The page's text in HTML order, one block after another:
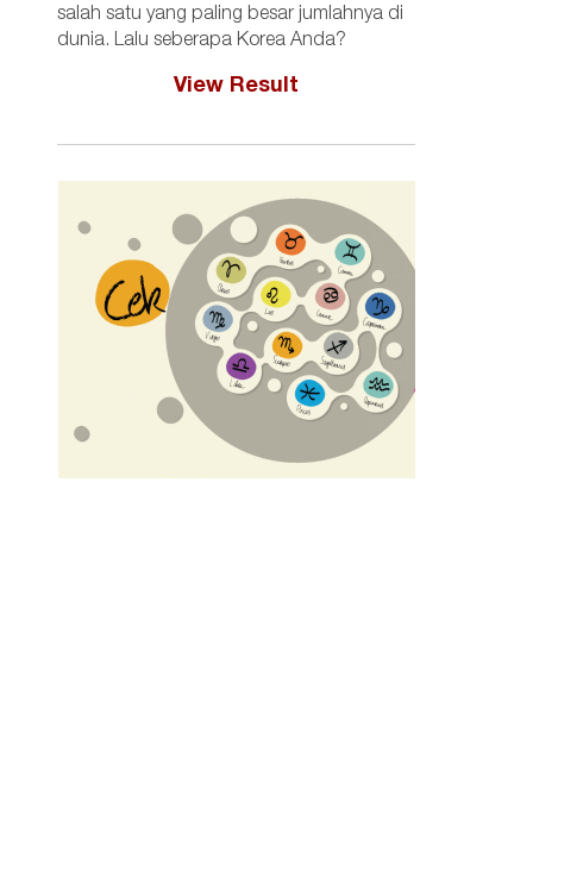
salah satu yang paling besar jumlahnya di
dunia. Lalu seberapa Korea Anda?
View Result